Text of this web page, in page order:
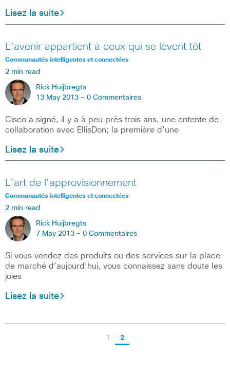
Lisez la suite
L’avenir appartient à ceux qui se lèvent tôt
Communautés intelligentes et connectées
2 min read
Rick Huijbregts
13 May 2013 - 0 Commentaires
Cisco a signé, il y a à peu près trois ans, une entente de
collaboration avec EllisDon; la première d’une
Lisez la suite
L’art de l’approvisionnement
Communautés intelligentes et connectées
2 min read
Rick Huijbregts
7 May 2013 - 0 Commentaires
Si vous vendez des produits ou des services sur la place
de marché d’aujourd’hui, vous connaissez sans doute les
joies
Lisez la suite
1 2